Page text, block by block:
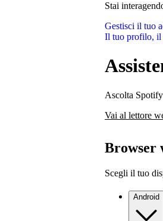
Stai
Gestisci il tuo
Il tuo profilo, il
Ascolta
Vai al lettore
Browser
Scegli il tuo
Android